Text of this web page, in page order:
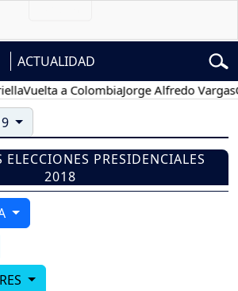
ACTUALIDAD
Vuelta a ColombiaJorge Alfredo Vargas
ELECCIONES PRESIDENCIALES
2018